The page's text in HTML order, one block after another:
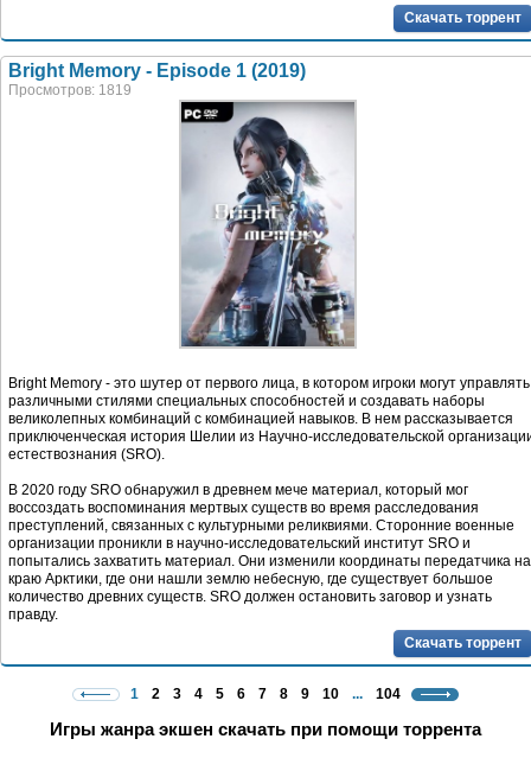
Скачать торрент
Bright Memory - Episode 1 (2019)
Просмотров: 1819
Bright Memory - это шутер от первого лица, в котором игроки могут управлять
различными стилями специальных способностей и создавать наборы
великолепных комбинаций с комбинацией навыков. В нем рассказывается
приключенческая история Шелии из Научно-исследовательской
естествознания (SRO).
В 2020 году SRO обнаружил в древнем мече материал, который мог
воссоздать воспоминания мертвых существ во время расследования
преступлений, связанных с культурными реликвиями. Сторонние военные
организации проникли в научно-исследовательский институт SRO и
попытались захватить материал. Они изменили координаты передатчика на
краю Арктики, где они нашли землю небесную, где существует большое
количество древних существ. SRO должен остановить заговор и узнать
правду.
Скачать торрент
1 2 3 4 5 6 7 8 9 10 ... 104
Игры жанра экшен скачать при помощи торрента